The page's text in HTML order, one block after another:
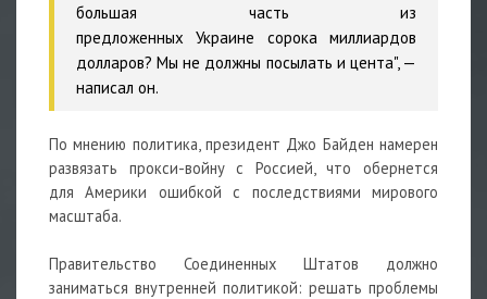
большая часть из
предложенных
Украине
сорока миллиардов
долларов? Мы не должны посылать и цента", —
написал он.
По мнению политика, президент Джо Байден намерен
развязать прокси-войну с
Россией, что обернется
для
Америки
ошибкой с последствиями мирового
масштаба.
Правительство Соединенных Штатов должно
заниматься внутренней политикой: решать проблемы